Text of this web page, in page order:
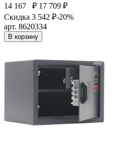
14 167
₽ 17 709 ₽
Скидка 3 542 ₽-20%
арт. 8620334
В корзину